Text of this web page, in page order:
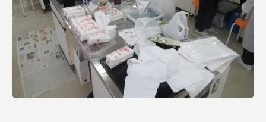
教育研究上の目的及び養成する人材像と３つの
ポリシー
資料請求 お問い合わせ